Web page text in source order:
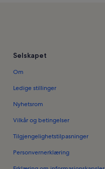
Selskapet
Om
Ledige stillinger
Nyhetsrom
Vilkår og betingelser
Tilgjengelighetstilpasninger
Personvernerklæring